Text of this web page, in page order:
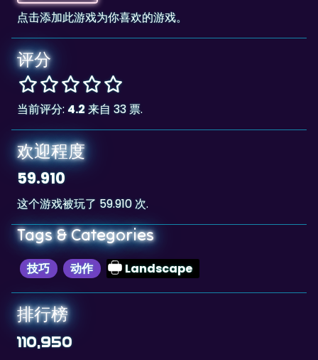
评分
当前评分: 4.2 来自 33 票.
欢迎程度
59.910
这个游戏被玩了 59.910 次.
Tags & Categories
技巧 动作 Landscape
排行榜
110,950
The highscore for this game is
byMigman